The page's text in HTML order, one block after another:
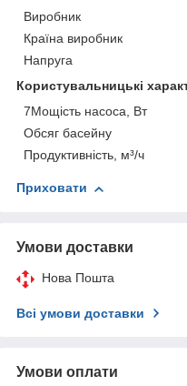
Виробник
Країна виробник
Напруга
Користувальницькі
7Мощість насоса, Вт
Обсяг басейну
Продуктивність, м³/ч
Приховати
Умови доставки
Нова Пошта
Всі умови доставки
Умови оплати